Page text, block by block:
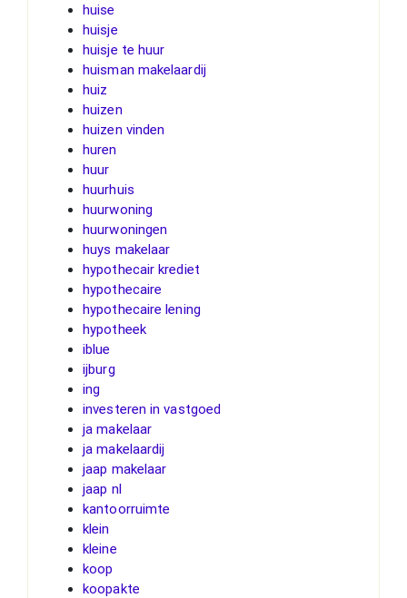
huise
huisje
huisje te huur
huisman makelaardij
huiz
huizen
huizen vinden
huren
huur
huurhuis
huurwoning
huurwoningen
huys makelaar
hypothecair krediet
hypothecaire
hypothecaire lening
hypotheek
iblue
ijburg
ing
investeren in vastgoed
ja makelaar
ja makelaardij
jaap makelaar
jaap nl
kantoorruimte
klein
kleine
koop
koopakte